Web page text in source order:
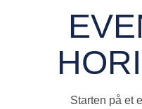
Starten på et